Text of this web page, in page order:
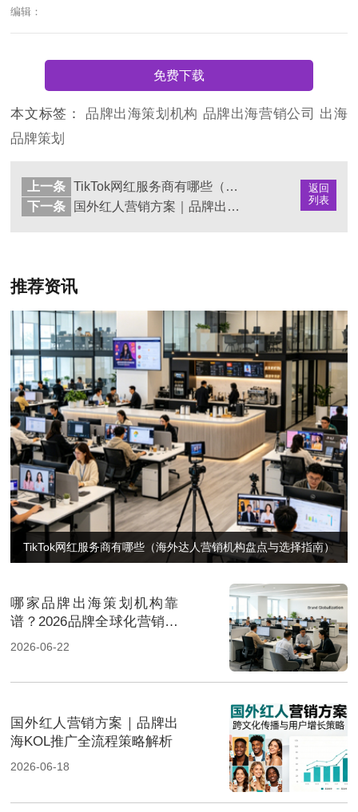
编辑：
免费下载
本文标签： 品牌出海策划机构 品牌出海营销公司 出海
品牌策划
返回
列表
上一条
TikTok网红服务商有哪些（海外达人营销机构盘点与选择指南）
下一条
国外红人营销方案｜品牌出海KOL推广全流程策略解析
推荐资讯
TikTok网红服务商有哪些（海外达人营销机构盘点与选择指南）
哪家品牌出海策划机构靠
谱？2026品牌全球化营销服
务商推荐
2026-06-22
国外红人营销方案｜品牌出
海KOL推广全流程策略解析
2026-06-18